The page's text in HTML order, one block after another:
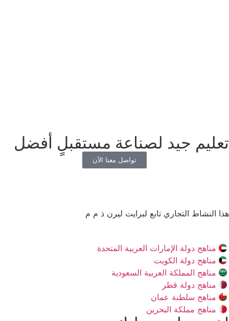
تعليم جيد لصناعة مستقبلٍ أفضل
تواصل معنا الآن
هذا النشاط التجاري تابع لبرايت ليرن ذ م م
مناهج دولة الإمارات العربية المتحدة
مناهج دولة الكويت
مناهج المملكة العربية السعودية
مناهج دولة قطر
مناهج سلطنة عمان
مناهج مملكة البحرين